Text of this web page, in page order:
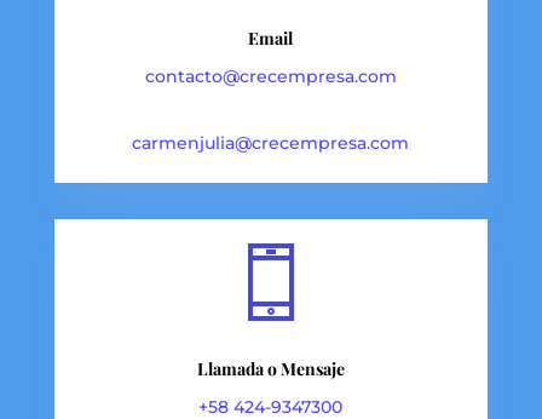
Email
contacto@crecempresa.com
carmenjulia@crecempresa.com
Llamada o Mensaje
+58 424-9347300